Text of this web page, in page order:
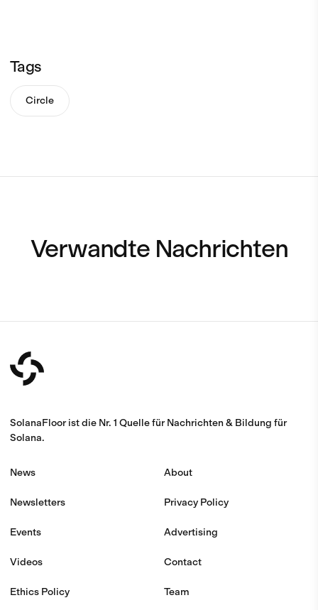
Tags
Circle
Verwandte Nachrichten
SolanaFloor ist die Nr. 1 Quelle für Nachrichten & Bildung für
Solana.
News
Newsletters
Events
Videos
Ethics Policy
About
Privacy Policy
Advertising
Contact
Team